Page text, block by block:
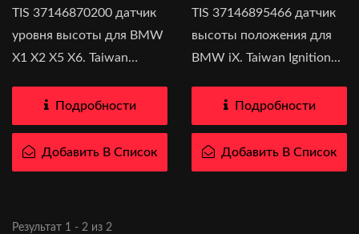
TIS 37146870200 датчик
уровня высоты для BMW
X1 X2 X5 X6. Taiwan
Подробности
Добавить В Список
TIS 37146895466 датчик
высоты положения для
BMW iX. Taiwan Ignition...
Подробности
Добавить В Список
Результат 1 - 2 из 2